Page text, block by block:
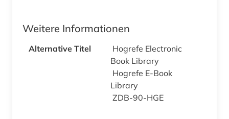
Weitere Informationen
Alternative Titel
Hogrefe Electronic
Book Library
Hogrefe E-Book
Library
ZDB-90-HGE